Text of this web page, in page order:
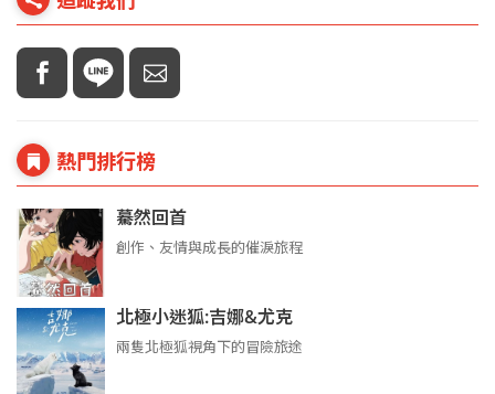
熱門排行榜
驀然回首
創作、友情與成長的催淚旅程
北極小迷狐:吉娜&尤克
兩隻北極狐視角下的冒險旅途